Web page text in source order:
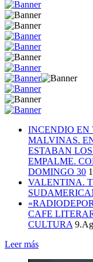
INCENDIO EN
MALVINAS.
ESTABAN
EMPALME.
DOMINGO 30
VALENTINA.
CAFE
CULTURA
Leer más